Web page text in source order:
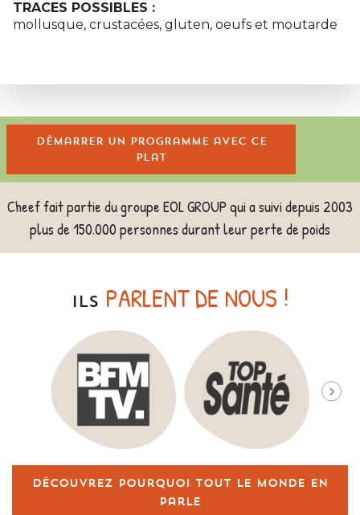
TRACES POSSIBLES :
mollusque, crustacées, gluten, oeufs et moutarde
Démarrer un programme avec ce
plat
Cheef fait partie du groupe EOL GROUP qui a suivi depuis 2003
plus de 150.000 personnes durant leur perte de poids
ILS PARLENT DE NOUS !
Découvrez pourquoi tout le monde en
parle